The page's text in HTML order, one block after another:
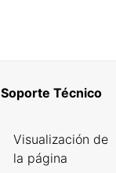
Soporte Técnico
Visualización de
la página